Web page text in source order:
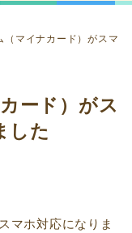
（マイナカード）がスマ
ード）がス
した
マホ対応になりま